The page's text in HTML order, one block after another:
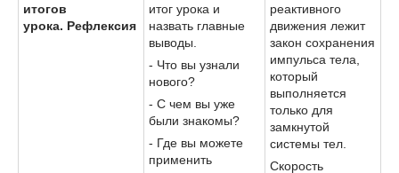
итогов
урока. Рефлексия
итог урока и
назвать главные
выводы.
- Что вы узнали
нового?
- С чем вы уже
были знакомы?
- Где вы можете
применить
реактивного
движения лежит
закон сохранения
импульса тела,
который
выполняется
только для
замкнутой
системы тел.
Скорость